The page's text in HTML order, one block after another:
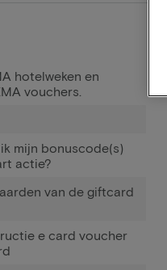
hotelweken en
vouchers.
mijn bonuscode(s)
actie?
van de giftcard
e card voucher